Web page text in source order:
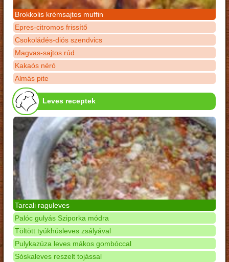
Brokkolis krémsajtos muffin
Epres-citromos frissítő
Csokoládés-diós szendvics
Magvas-sajtos rúd
Kakaós néró
Almás pite
Leves receptek
Tarcali raguleves
Palóc gulyás Sziporka módra
Töltött tyúkhúsleves zsályával
Pulykazúza leves mákos gombóccal
Sóskaleves reszelt tojással